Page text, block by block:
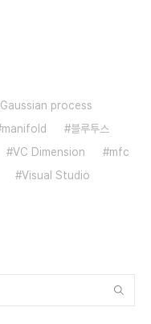
Gaussian process
manifold
블루투스
VC Dimension
mfc
Visual Studio